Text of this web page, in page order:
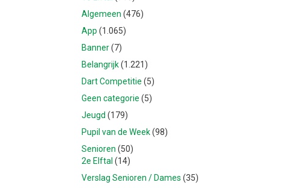
Algemeen (476)
App (1.065)
Banner(7)
Belangrijk(1.221)
Dart Competitie (5)
Geen categorie (5)
Jeugd (179)
Pupil van de Week(98)
Senioren (50)
2e Elftal (14)
Verslag Senioren / Dames (35)